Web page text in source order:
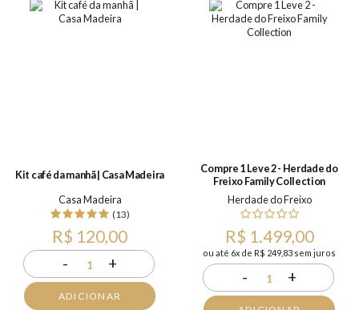
Kit café da manhã | Casa Madeira
Casa Madeira
(13)
R$ 120,00
- 1 +
ADICIONAR
Compre 1 Leve 2 - Herdade do
Freixo Family Collection
Herdade do Freixo
R$ 1.499,00
ou até 6x de R$ 249,83 sem juros
- 1 +